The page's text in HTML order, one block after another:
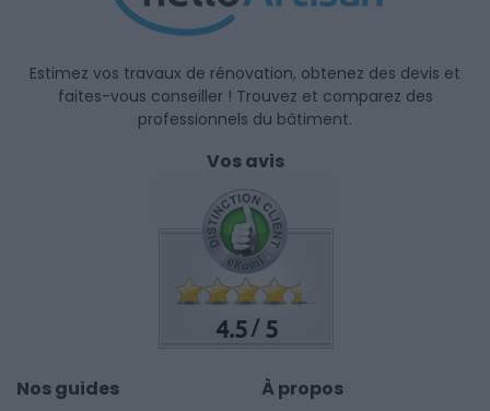
Estimez vos travaux de rénovation, obtenez des devis et
faites-vous conseiller ! Trouvez et comparez des
professionnels du bâtiment.
Vos avis
4.5 /5
Nos guides À propos